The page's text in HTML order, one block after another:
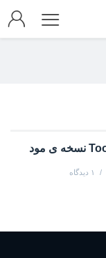
۱ دیدگاه